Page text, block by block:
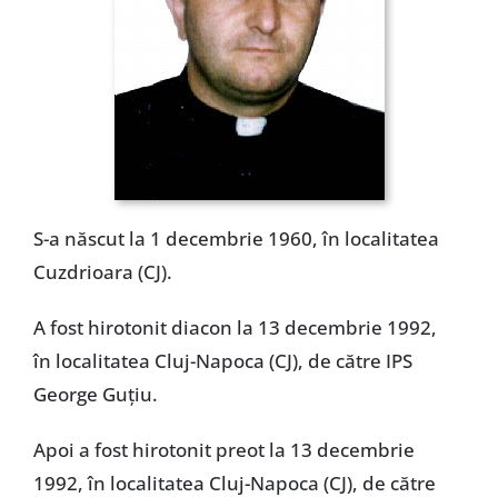
S-a născut la 1 decembrie 1960, în localitatea
Cuzdrioara (CJ).
A fost hirotonit diacon la 13 decembrie 1992,
în localitatea Cluj-Napoca (CJ), de către IPS
George Guțiu.
Apoi a fost hirotonit preot la 13 decembrie
1992, în localitatea Cluj-Napoca (CJ), de către